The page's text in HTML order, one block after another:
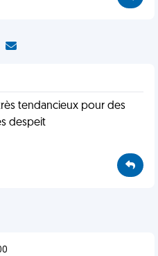
tendancieux pour des
despeit